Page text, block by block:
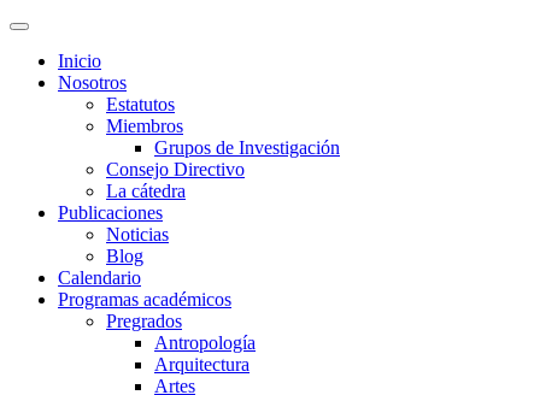
Inicio
Nosotros
Estatutos
Miembros
Grupos de Investigación
Consejo Directivo
La cátedra
Publicaciones
Noticias
Blog
Calendario
Programas académicos
Pregrados
Antropología
Arquitectura
Artes